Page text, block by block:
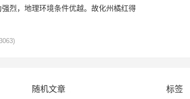
烈，地理环境条件优越。故化州橘红得
随机文章 标签